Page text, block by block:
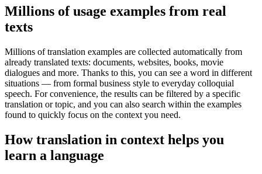
Millions of usage examples from real
texts
Millions of translation examples are collected automatically from
already translated texts: documents, websites, books, movie
dialogues and more. Thanks to this, you can see a word in different
situations — from formal business style to everyday colloquial
speech. For convenience, the results can be filtered by a specific
translation or topic, and you can also search within the examples
found to quickly focus on the context you need.
How translation in context helps you
learn a language